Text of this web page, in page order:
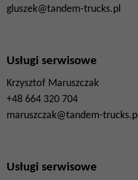
gluszek@tandem-trucks.pl
Usługi serwisowe
Krzysztof Maruszczak
+48 664 320 704
maruszczak@tandem-trucks.pl
Usługi serwisowe